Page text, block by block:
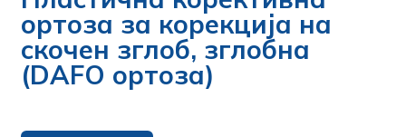
ортоза за корекција на
скочен зглоб, зглобна
(DAFO ортоза)